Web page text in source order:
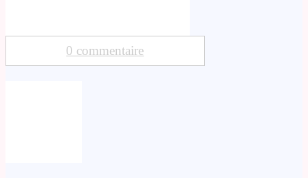
0 commentaire